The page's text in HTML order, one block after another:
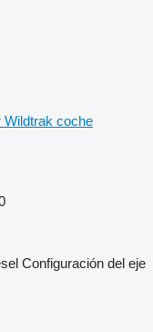
Wildtrak coche
Configuración del eje